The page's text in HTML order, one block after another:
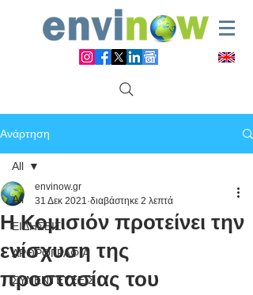
Ανάρτηση
All
ΕΙΔΗΣΕΙΣ
ΑΡΘΡΟΓΡΑΦΙΑ
ΣΥΝΕΝΤΕΥΞΕΙΣ
All
Η Κομισιόν προτείνει την
ενίσχυση της
προστασίας του
envinow.gr
31 Δεκ 2021 διαβάστηκε 2 λεπτά